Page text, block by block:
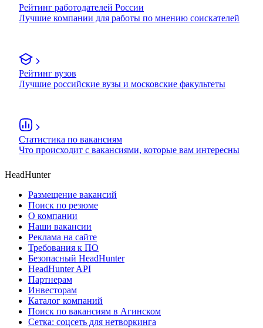
Рейтинг работодателей России
Лучшие компании для работы по мнению соискателей
Рейтинг вузов
Лучшие российские вузы и московские факультеты
Статистика по вакансиям
Что происходит с вакансиями, которые вам интересны
HeadHunter
Размещение вакансий
Поиск по резюме
О компании
Наши вакансии
Реклама на сайте
Требования к ПО
Безопасный HeadHunter
HeadHunter API
Партнерам
Инвесторам
Каталог компаний
Поиск по вакансиям в Агинском
Сетка: соцсеть для нетворкинга